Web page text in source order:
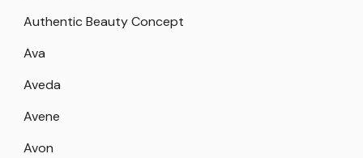
Authentic Beauty Concept
Ava
Aveda
Avene
Avon